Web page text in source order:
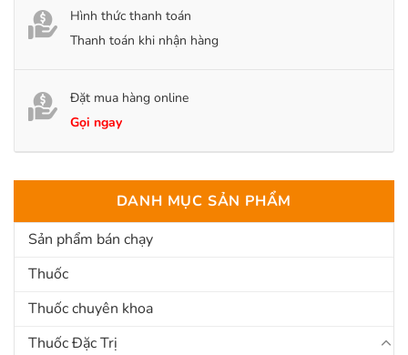
Hình thức thanh toán
Thanh toán khi nhận hàng
Đặt mua hàng online
Gọi ngay
DANH MỤC SẢN PHẨM
Sản phẩm bán chạy
Thuốc
Thuốc chuyên khoa
Thuốc Đặc Trị